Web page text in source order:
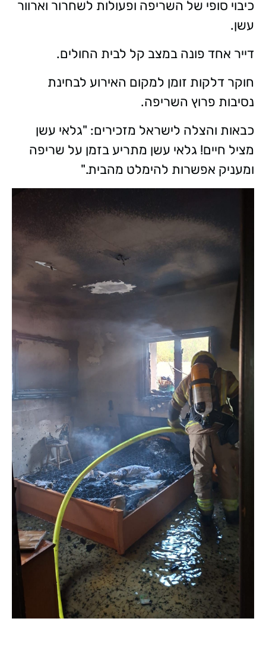
כיבוי סופי של השריפה ופעולות לשחרור וארוור
עשן.
דייר אחד פונה במצב קל לבית החולים.
חוקר דלקות זומן למקום האירוע לבחינת
נסיבות פרוץ השריפה.
כבאות והצלה לישראל מזכירים: "גלאי עשן
מציל חיים! גלאי עשן מתריע בזמן על שריפה
ומעניק אפשרות להימלט מהבית."